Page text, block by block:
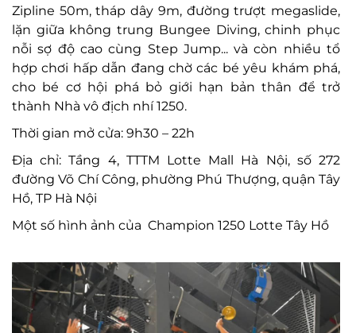
Zipline 50m, tháp dây 9m, đường trượt megaslide,
lặn giữa không trung Bungee Diving, chinh phục
nỗi sợ độ cao cùng Step Jump... và còn nhiều tổ
hợp chơi hấp dẫn đang chờ các bé yêu khám phá,
cho bé cơ hội phá bỏ giới hạn bản thân để trở
thành Nhà vô địch nhí 1250.
Thời gian mở cửa: 9h30 – 22h
Địa chỉ: Tầng 4, TTTM Lotte Mall Hà Nội, số 272
đường Võ Chí Công, phường Phú Thượng, quận Tây
Hồ, TP Hà Nội
Một số hình ảnh của Champion 1250 Lotte Tây Hồ